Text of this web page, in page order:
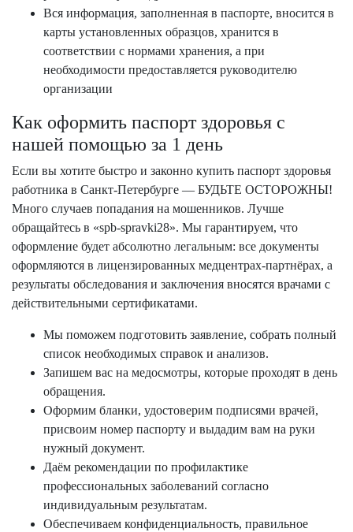
Вся информация, заполненная в паспорте, вносится в
карты установленных образцов, хранится в
соответствии с нормами хранения, а при
необходимости предоставляется руководителю
организации
Как оформить паспорт здоровья с
нашей помощью за 1 день
Если вы хотите быстро и законно купить паспорт здоровья
работника в Санкт-Петербурге — БУДЬТЕ ОСТОРОЖНЫ!
Много случаев попадания на мошенников. Лучше
обращайтесь в «spb-spravki28». Мы гарантируем, что
оформление будет абсолютно легальным: все документы
оформляются в лицензированных медцентрах-партнёрах, а
результаты обследования и заключения вносятся врачами с
действительными сертификатами.
Мы поможем подготовить заявление, собрать полный
список необходимых справок и анализов.
Запишем вас на медосмотры, которые проходят в день
обращения.
Оформим бланки, удостоверим подписями врачей,
присвоим номер паспорту и выдадим вам на руки
нужный документ.
Даём рекомендации по профилактике
профессиональных заболеваний согласно
индивидуальным результатам.
Обеспечиваем конфиденциальность, правильное